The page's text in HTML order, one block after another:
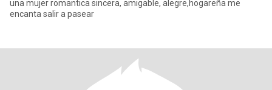
una mujer romantica sincera, amigable, alegre,hogareña me
encanta salir a pasear